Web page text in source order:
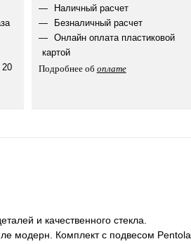
20
Наличный расчет
Безналичный расчет
Онлайн оплата пластиковой
картой
Подробнее об оплате
и качественного стекла.
модерн. Комплект с подвесом Pentola